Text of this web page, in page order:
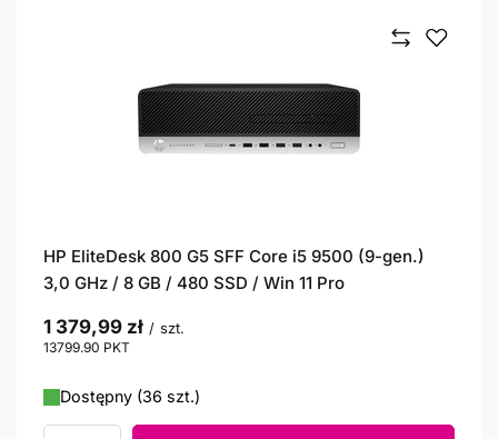
HP EliteDesk 800 G5 SFF Core i5 9500 (9-gen.)
3,0 GHz / 8 GB / 480 SSD / Win 11 Pro
1 379,99 zł / szt.
13799.90 PKT
Dostępny (36 szt.)